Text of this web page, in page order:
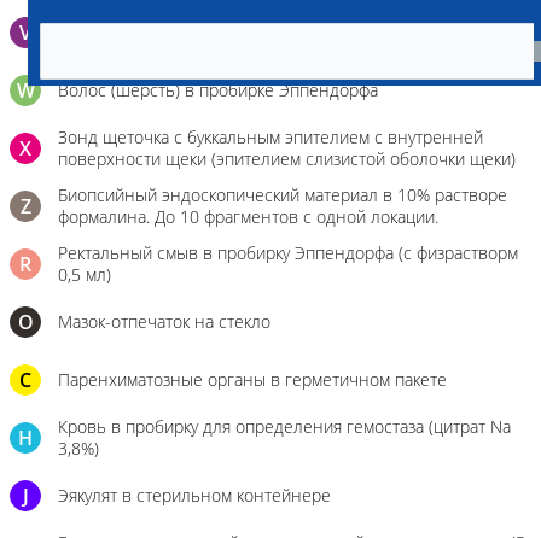
V Выпоты и биологические жидкости в контейнере
W Волос (шерсть) в пробирке Эппендорфа
X
Зонд щеточка с буккальным эпителием с внутренней
поверхности щеки (эпителием слизистой оболочки щеки)
Z
Биопсийный эндоскопический материал в 10% растворе
формалина. До 10 фрагментов с одной локации.
R
Ректальный смыв в пробирку Эппендорфа (с физрастворм
0,5 мл)
О Мазок-отпечаток на стекло
C Паренхиматозные органы в герметичном пакете
H
Кровь в пробирку для определения гемостаза (цитрат Na
3,8%)
J Эякулят в стерильном контейнере